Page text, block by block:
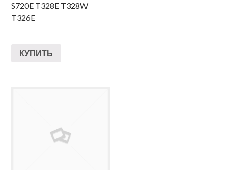
S720E T328E T328W
T326E
КУПИТЬ